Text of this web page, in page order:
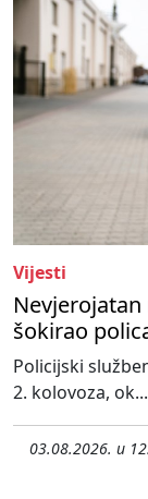
Vijesti
šokirao
Policijski
2. kolovoza, ok...
03.08.2026. u